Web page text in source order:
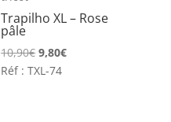
Trapilho XL – Rose
pâle
10,90€ Le
prix
9,80€Le
Réf : TXL-74